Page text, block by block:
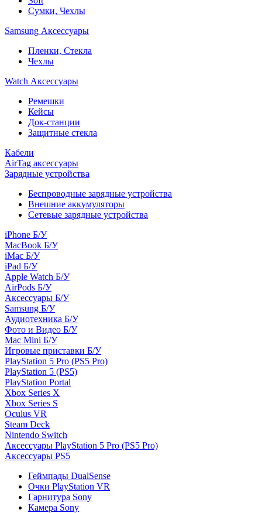
Сумки, Чехлы
Samsung Аксессуары
Пленки, Стекла
Чехлы
Watch Аксессуары
Ремешки
Кейсы
Док-станции
Защитные стекла
Кабели
AirTag аксессуары
Зарядные устройства
Беспроводные зарядные устройства
Внешние аккумуляторы
Сетевые зарядные устройства
iPhone Б/У
MacBook Б/У
iMac Б/У
iPad Б/У
Apple Watch Б/У
AirPods Б/У
Аксессуары Б/У
Samsung Б/У
Аудиотехника Б/У
Фото и Видео Б/У
Mac Mini Б/У
Игровые приставки Б/У
PlayStation 5 Pro (PS5 Pro)
PlayStation 5 (PS5)
PlayStation Portal
Xbox Series X
Xbox Series S
Oculus VR
Steam Deck
Nintendo Switch
Аксессуары PlayStation 5 Pro (PS5 Pro)
Аксессуары PS5
Геймпады DualSense
Очки PlayStation VR
Гарнитура Sony
Камера Sony